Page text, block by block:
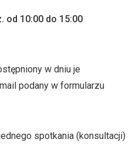
od 10:00 do 15:00
w dniu je
podany w formularzu
spotkania (konsultacji)